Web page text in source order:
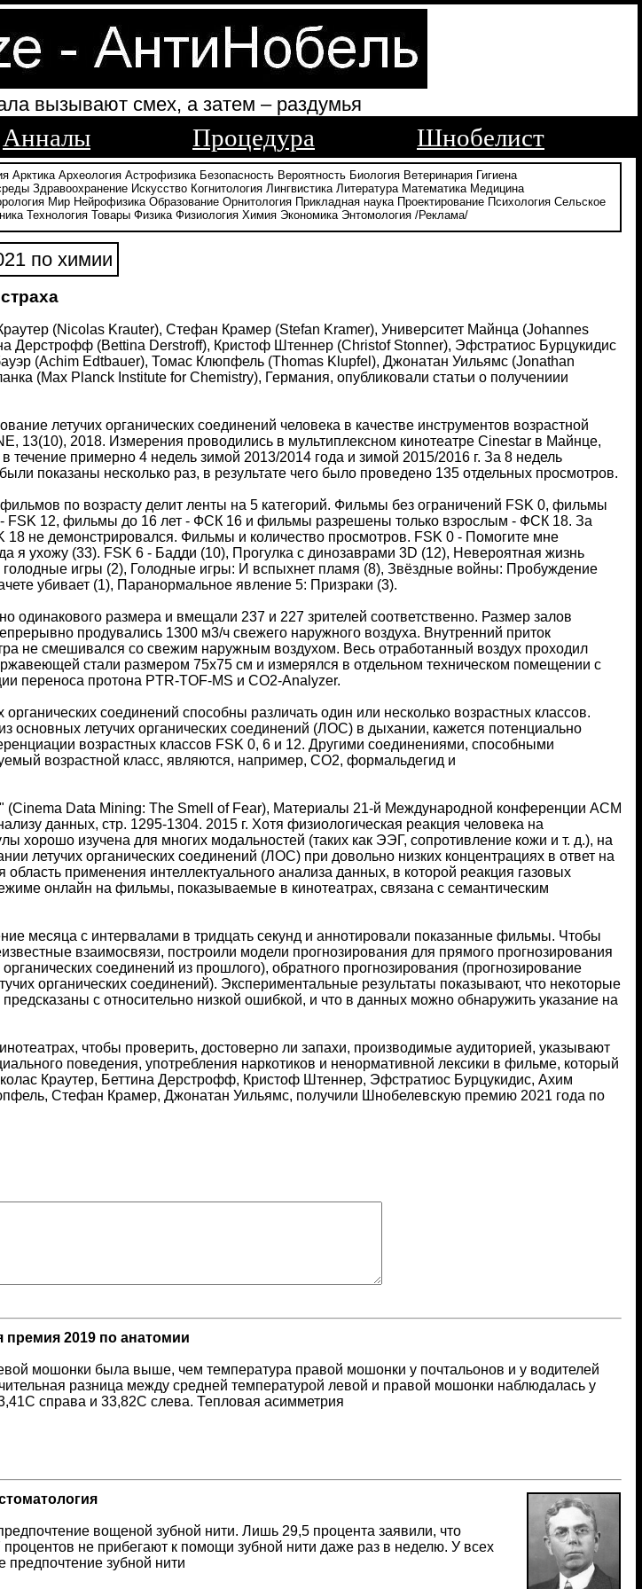
вызывают смех, а затем – раздумья
Анналы Процедура Шнобелист
Арктика Археология Астрофизика Безопасность Вероятность Биология Ветеринария Гигиена
Здравоохранение Искусство Когнитология Лингвистика Литература Математика Медицина
Мир Нейрофизика Образование Орнитология Прикладная наука Проектирование Психология Сельское
Технология Товары Физика Физиология Химия Экономика Энтомология /Реклама/
по химии
(Nicolas Krauter), Стефан Крамер (Stefan Kramer), Университет Майнца (Johannes
Дерстрофф (Bettina Derstroff), Кристоф Штеннер (Christof Stonner), Эфстратиос Бурцукидис
(Achim Edtbauer), Томас Клюпфель (Thomas Klupfel), Джонатан Уильямс (Jonathan
(Max Planck Institute for Chemistry), Германия, опубликовали статьи о получениии
летучих органических соединений человека в качестве инструментов возрастной
13(10), 2018. Измерения проводились в мультиплексном кинотеатре Cinestar в Майнце,
течение примерно 4 недель зимой 2013/2014 года и зимой 2015/2016 г. За 8 недель
показаны несколько раз, в результате чего было проведено 135 отдельных просмотров.
по возрасту делит ленты на 5 категорий. Фильмы без ограничений FSK 0, фильмы
FSK 12, фильмы до 16 лет - ФСК 16 и фильмы разрешены только взрослым - ФСК 18. За
18 не демонстрировался. Фильмы и количество просмотров. FSK 0 - Помогите мне
я ухожу (33). FSK 6 - Бадди (10), Прогулка с динозаврами 3D (12), Невероятная жизнь
голодные игры (2), Голодные игры: И вспыхнет пламя (8), Звёздные войны: Пробуждение
убивает (1), Паранормальное явление 5: Призраки (3).
одинакового размера и вмещали 237 и 227 зрителей соответственно. Размер залов
продувались 1300 м3/ч свежего наружного воздуха. Внутренний приток
не смешивался со свежим наружным воздухом. Весь отработанный воздух проходил
стали размером 75x75 см и измерялся в отдельном техническом помещении с
переноса протона PTR-TOF-MS и CO2-Analyzer.
соединений способны различать один или несколько возрастных классов.
основных летучих органических соединений (ЛОС) в дыхании, кажется потенциально
возрастных классов FSK 0, 6 и 12. Другими соединениями, способными
возрастной класс, являются, например, CO2, формальдегид и
(Cinema Data Mining: The Smell of Fear), Материалы 21-й Международной конференции ACM
данных, стр. 1295-1304. 2015 г. Хотя физиологическая реакция человека на
хорошо изучена для многих модальностей (таких как ЭЭГ, сопротивление кожи и т. д.), на
летучих органических соединений (ЛОС) при довольно низких концентрациях в ответ на
применения интеллектуального анализа данных, в которой реакция газовых
онлайн на фильмы, показываемые в кинотеатрах, связана с семантическим
месяца с интервалами в тридцать секунд и аннотировали показанные фильмы. Чтобы
взаимосвязи, построили модели прогнозирования для прямого прогнозирования
соединений из прошлого), обратного прогнозирования (прогнозирование
органических соединений). Экспериментальные результаты показывают, что некоторые
с относительно низкой ошибкой, и что в данных можно обнаружить указание на
чтобы проверить, достоверно ли запахи, производимые аудиторией, указывают
поведения, употребления наркотиков и ненормативной лексики в фильме, который
Краутер, Беттина Дерстрофф, Кристоф Штеннер, Эфстратиос Бурцукидис, Ахим
Стефан Крамер, Джонатан Уильямс, получили Шнобелевскую премию 2021 года по
премия 2019 по анатомии
мошонки была выше, чем температура правой мошонки у почтальонов и у водителей
разница между средней температурой левой и правой мошонки наблюдалась у
справа и 33,82C слева. Тепловая асимметрия
вощеной зубной нити. Лишь 29,5 процента заявили, что
не прибегают к помощи зубной нити даже раз в неделю. У всех
предпочтение зубной нити